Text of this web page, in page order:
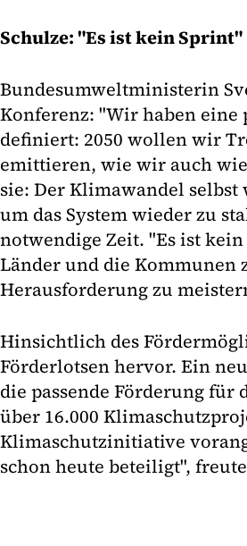
Schulze: "Es ist kein Sprint"
Bundesumweltministerin
Konferenz: "Wir haben
definiert: 2050 wollen wir
emittieren, wie wir auch
sie: Der Klimawandel
um das System wieder zu
notwendige Zeit. "Es ist
Länder und die Kommunen
Herausforderung zu
Hinsichtlich des
Förderlotsen hervor. Ein
die passende Förderung für
über 16.000
Klimaschutzinitiative
schon heute beteiligt",